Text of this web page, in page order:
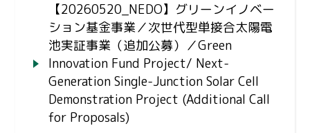
【20260520_NEDO】グリーンイノベー
ション基金事業／次世代型単接合太陽電
池実証事業（追加公募）／Green
Innovation Fund Project/ Next-
Generation Single-Junction Solar Cell
Demonstration Project (Additional Call
for Proposals)